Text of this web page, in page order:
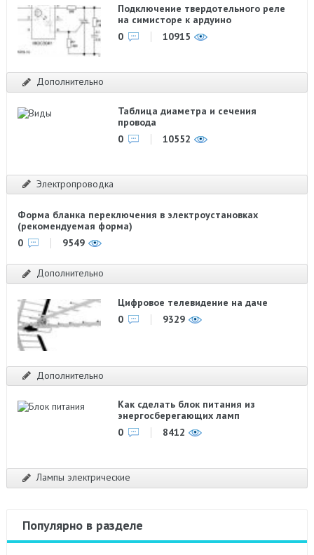
Подключение твердотельного реле
на симисторе к ардуино
0
10915
Дополнительно
Таблица диаметра и сечения
провода
0
10552
Электропроводка
Форма бланка переключения в электроустановках
(рекомендуемая форма)
0
9549
Дополнительно
Цифровое телевидение на даче
0
9329
Дополнительно
Как сделать блок питания из
энергосберегающих ламп
0
8412
Лампы электрические
Популярно в разделе